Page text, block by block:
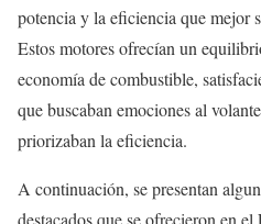
potencia y la eficiencia que mejor
Estos motores ofrecían un
economía de combustible,
que buscaban emociones al
priorizaban la eficiencia.
A continuación, se presentan
destacados que se ofrecieron en